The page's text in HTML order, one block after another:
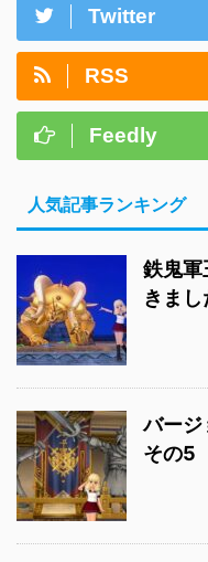
Twitter
RSS
Feedly
人気記事ランキング
鉄鬼軍
きまし
バー
その5